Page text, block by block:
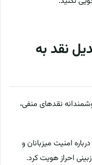
نقد به
نقدهای منفی،
امنیت میزبانان و
احراز هویت کرد.